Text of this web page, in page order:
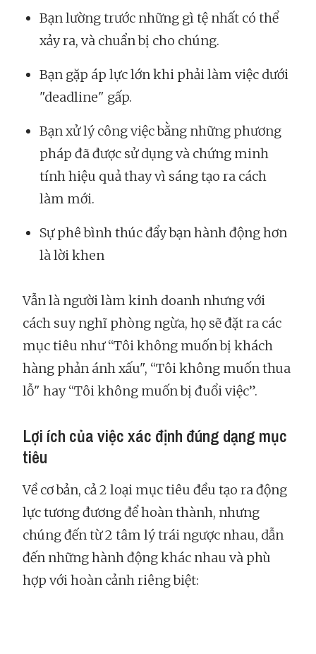
Bạn lường trước những gì tệ nhất có thể
xảy ra, và chuẩn bị cho chúng.
Bạn gặp áp lực lớn khi phải làm việc dưới
"deadline" gấp.
Bạn xử lý công việc bằng những phương
pháp đã được sử dụng và chứng minh
tính hiệu quả thay vì sáng tạo ra cách
làm mới.
Sự phê bình thúc đẩy bạn hành động hơn
là lời khen
Vẫn là người làm kinh doanh nhưng với
cách suy nghĩ phòng ngừa, họ sẽ đặt ra các
mục tiêu như “Tôi không muốn bị khách
hàng phản ánh xấu", “Tôi không muốn thua
lỗ" hay “Tôi không muốn bị đuổi việc”.
Lợi ích của việc xác định đúng dạng mục
tiêu
Về cơ bản, cả 2 loại mục tiêu đều tạo ra động
lực tương đương để hoàn thành, nhưng
chúng đến từ 2 tâm lý trái ngược nhau, dẫn
đến những hành động khác nhau và phù
hợp với hoàn cảnh riêng biệt: